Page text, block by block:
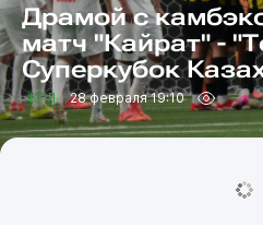
Драмой с
матч "Кайрат" -
Суперкубок
КПЛ 28 февраля 19:10